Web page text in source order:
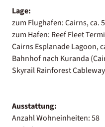
Lage:
zum Flughafen: Cairns, ca.
zum Hafen: Reef Fleet
Cairns Esplanade Lagoon,
Bahnhof nach Kuranda
Skyrail Rainforest
Ausstattung:
Anzahl Wohneinheiten: 58